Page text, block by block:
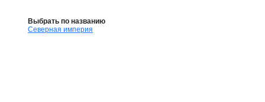
Выбрать по названию
Северная империя